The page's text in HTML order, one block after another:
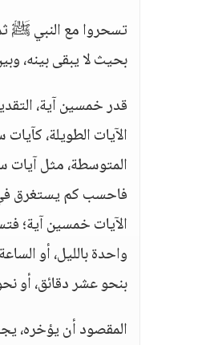
تسحروا مع النبي ﷺ ثم
بحيث لا يبقى بينه،
قدر خمسين آية،
الآيات الطويلة،
المتوسطة، مثل آيات
فاحسب كم يستغرق في
الآيات خمسين آية؛
واحدة بالليل، أو
بنحو عشر دقائق، أو
المقصود أن يؤخره،